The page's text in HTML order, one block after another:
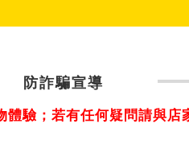
防詐騙宣導
驗；若有任何疑問請與店